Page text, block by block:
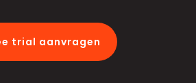
trial aanvragen